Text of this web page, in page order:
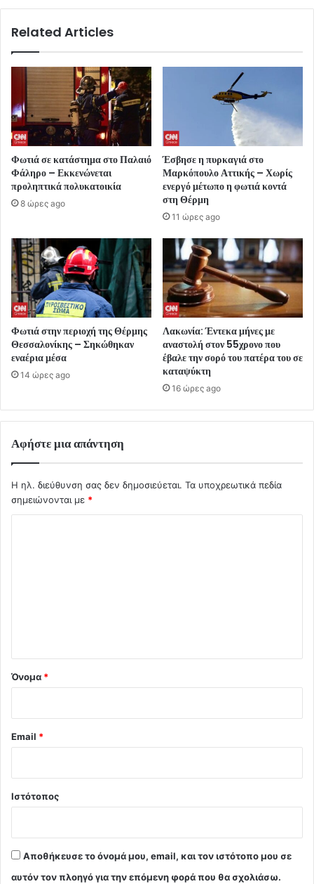
Related Articles
Φωτιά σε κατάστημα στο Παλαιό
Φάληρο – Εκκενώνεται
προληπτικά πολυκατοικία
8 ώρες ago
Έσβησε η πυρκαγιά στο
Μαρκόπουλο Αττικής – Χωρίς
ενεργό μέτωπο η φωτιά κοντά
στη Θέρμη
11 ώρες ago
Φωτιά στην περιοχή της Θέρμης
Θεσσαλονίκης – Σηκώθηκαν
εναέρια μέσα
14 ώρες ago
Λακωνία: Έντεκα μήνες με
αναστολή στον 55χρονο που
έβαλε την σορό του πατέρα του σε
καταψύκτη
16 ώρες ago
Αφήστε μια απάντηση
Η ηλ. διεύθυνση σας δεν δημοσιεύεται. Τα υποχρεωτικά πεδία
σημειώνονται με *
Όνομα *
Email *
Ιστότοπος
Αποθήκευσε το όνομά μου, email, και τον ιστότοπο μου σε
αυτόν τον πλοηγό για την επόμενη φορά που θα σχολιάσω.